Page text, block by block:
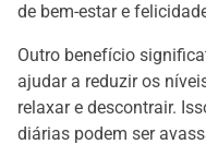
de bem-estar e
Outro benefício
ajudar a reduzir os
relaxar e descontrair.
diárias podem ser